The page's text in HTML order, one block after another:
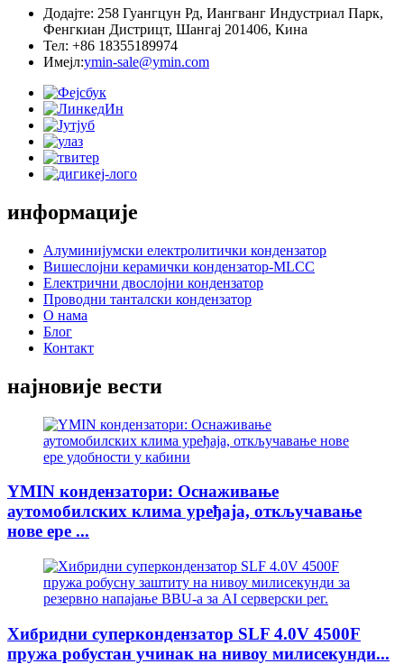
Додајте: 258 Гуангцун Рд, Иангванг Индустриал Парк,
Фенгкиан Дистрицт, Шангај 201406, Кина
Тел: +86 18355189974
Имејл:ymin-sale@ymin.com
информације
Алуминијумски електролитички кондензатор
Вишеслојни керамички кондензатор-MLCC
Електрични двослојни кондензатор
Проводни танталски кондензатор
О нама
Блог
Контакт
најновије вести
YMIN кондензатори: Оснаживање
аутомобилских клима уређаја, откључавање
нове ере ...
Хибридни суперкондензатор SLF 4.0V 4500F
пружа робустан учинак на нивоу милисекунди...